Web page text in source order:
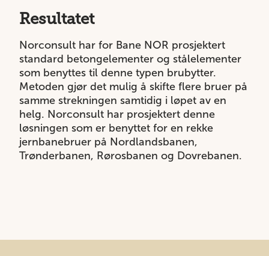
Resultatet
Norconsult har for Bane NOR prosjektert
standard betongelementer og stålelementer
som benyttes til denne typen brubytter.
Metoden gjør det mulig å skifte flere bruer på
samme strekningen samtidig i løpet av en
helg. Norconsult har prosjektert denne
løsningen som er benyttet for en rekke
jernbanebruer på Nordlandsbanen,
Trønderbanen, Rørosbanen og Dovrebanen.